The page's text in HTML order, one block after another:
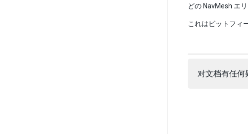
どの NavMesh エ
これはビットフィ
对文档有任何